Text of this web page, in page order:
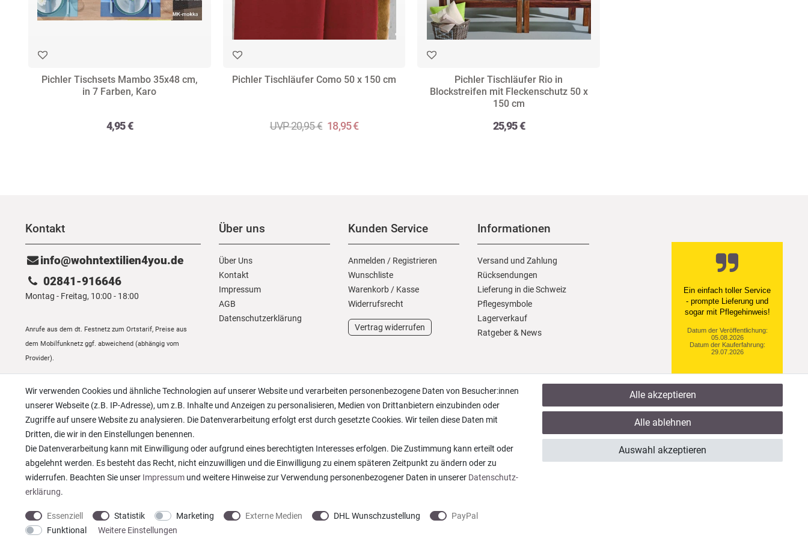
Pichler Tischsets Mambo 35x48 cm,
in 7 Farben, Karo
4,95 €
Pichler Tischläufer Como 50 x 150 cm
UVP 20,95 € 18,95 €
Pichler Tischläufer Rio in
Blockstreifen mit Fleckenschutz 50 x
150 cm
25,95 €
Kontakt
info@wohntextilien4you.de
02841-916646
Montag - Freitag, 10:00 - 18:00
Anrufe aus dem dt. Festnetz zum Ortstarif, Preise aus
dem Mobilfunknetz ggf. abweichend (abhängig vom
Provider).
Über uns
Über Uns
Kontakt
Impressum
AGB
Daten­schutz­erklärung
Kunden Service
Anmelden / Registrieren
Wunschliste
Warenkorb / Kasse
Widerrufs­recht
Vertrag widerrufen
Informationen
Versand und Zahlung
Rücksendungen
Lieferung in die Schweiz
Pflegesymbole
Lagerverkauf
Ratgeber & News
Ein einfach toller Service
- prompte Lieferung und
sogar mit Pflegehinweis!
Datum der Veröffentlichung:
05.08.2026
Datum der Kauferfahrung:
29.07.2026
922 Bewertungen
Wir verwenden Cookies und ähnliche Technologien auf unserer Website und verarbeiten personenbezogene Daten von Besucher:innen
unserer Webseite (z.B. IP-Adresse), um z.B. Inhalte und Anzeigen zu personalisieren, Medien von Drittanbietern einzubinden oder
Zugriffe auf unsere Website zu analysieren. Die Datenverarbeitung erfolgt erst durch gesetzte Cookies. Wir teilen diese Daten mit
Dritten, die wir in den Einstellungen benennen.
Die Datenverarbeitung kann mit Einwilligung oder aufgrund eines berechtigten Interesses erfolgen. Die Zustimmung kann erteilt oder
abgelehnt werden. Es besteht das Recht, nicht einzuwilligen und die Einwilligung zu einem späteren Zeitpunkt zu ändern oder zu
widerrufen. Beachten Sie unser Impressum und weitere Hinweise zur Verwendung personenbezogener Daten in unserer Daten­schutz­
erklärung.
Essenziell Statistik Marketing Externe Medien DHL Wunschzustellung
PayPal
Funktional
Weitere Einstellungen
Alle akzeptieren
Alle ablehnen
Auswahl akzeptieren
* Alle Preise verstehen sich inkl. gesetzl. MwSt. zzgl. Versandkosten © copyright 2013-2026 Wohntextilien4You GmbH / Alle Rechte vorbehalten / Realisation